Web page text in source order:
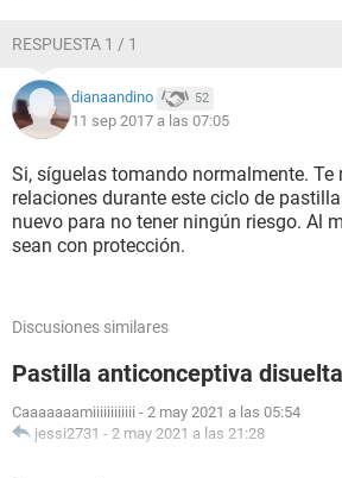
RESPUESTA 1 / 1
dianaandino 52
11 sep 2017 a las 07:05
Si, síguelas tomando normalmente. Te
relaciones durante este ciclo de
nuevo para no tener ningún riesgo. Al
sean con protección.
Discusiones similares
Pastilla anticonceptiva
Caaaaaaamiiiiiiiiiiii - 2 may 2021 a las 05:54
jessi2731 - 2 may 2021 a las 21:28